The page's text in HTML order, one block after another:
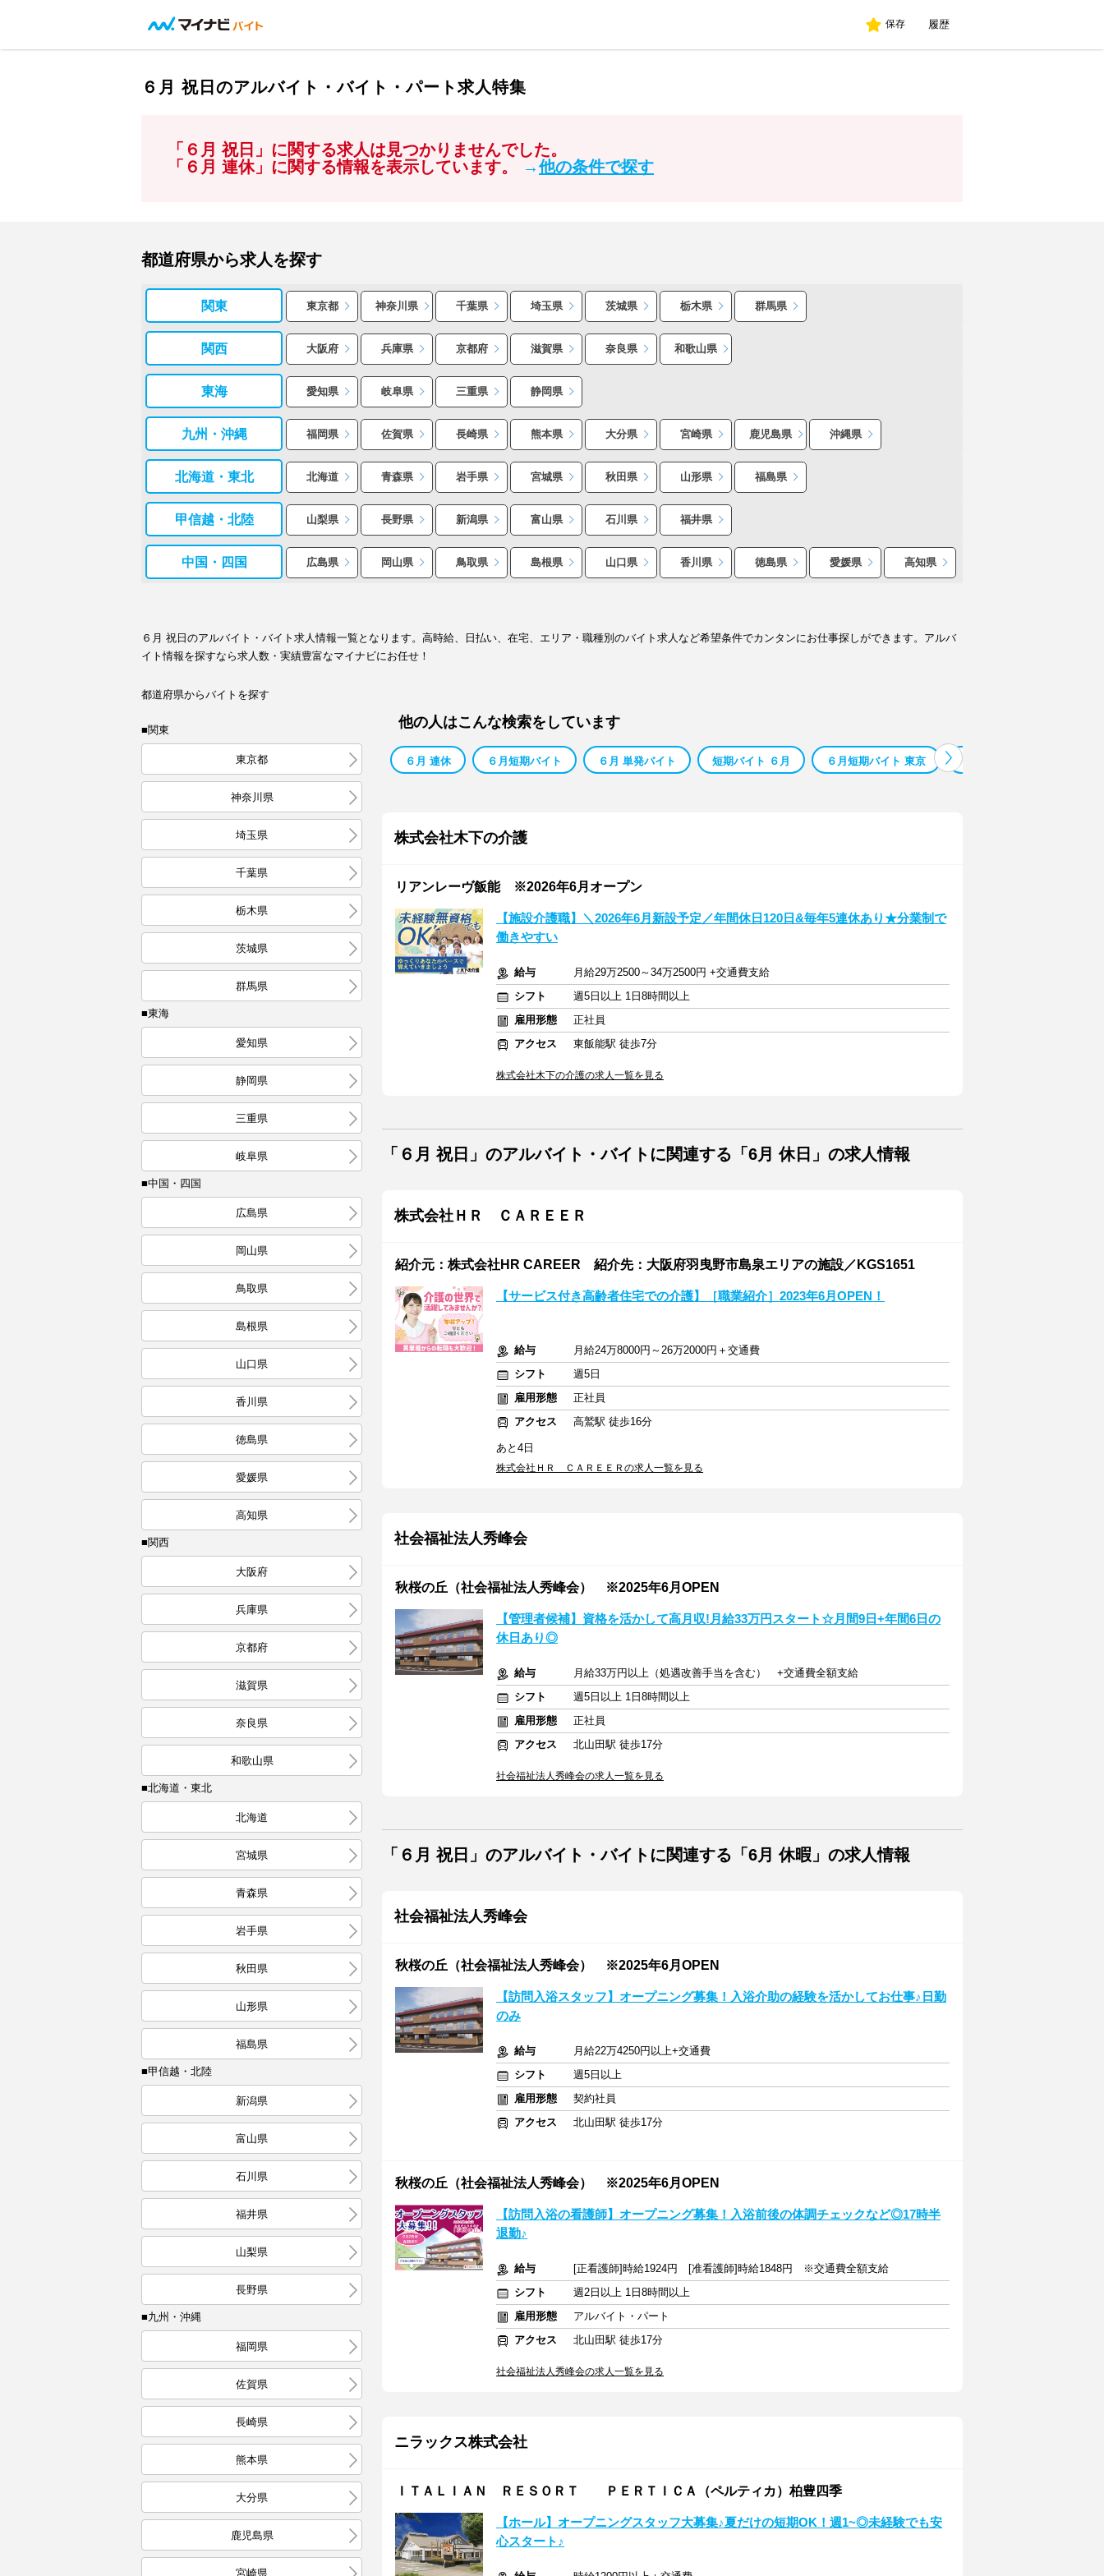
保存 履歴
６月 祝日のアルバイト・バイト・パート求人特集
「６月 祝日」に関する求人は見つかりませんでした。
「６月 連休」に関する情報を表示しています。
→他の条件で探す
都道府県から求人を探す
関東 東京都 神奈川県 千葉県 埼玉県 茨城県 栃木県 群馬県
関西 大阪府 兵庫県 京都府 滋賀県 奈良県 和歌山県
東海 愛知県 岐阜県 三重県 静岡県
九州・沖縄 福岡県 佐賀県 長崎県 熊本県 大分県 宮崎県 鹿児島県 沖縄県
北海道・東北 北海道 青森県 岩手県 宮城県 秋田県 山形県 福島県
甲信越・北陸 山梨県 長野県 新潟県 富山県 石川県 福井県
中国・四国 広島県 岡山県 鳥取県 島根県 山口県 香川県 徳島県 愛媛県 高知県
６月 祝日のアルバイト・バイト求人情報一覧となります。高時給、日払い、在宅、エリア・職種別のバイト求人など希望条件でカンタンにお仕事探しができます。アルバ
イト情報を探すなら求人数・実績豊富なマイナビにお任せ！
都道府県からバイトを探す
■関東
東京都
神奈川県
埼玉県
千葉県
栃木県
茨城県
群馬県
■東海
愛知県
静岡県
三重県
岐阜県
■中国・四国
広島県
岡山県
鳥取県
島根県
山口県
香川県
徳島県
愛媛県
高知県
■関西
大阪府
兵庫県
京都府
滋賀県
奈良県
和歌山県
■北海道・東北
北海道
宮城県
青森県
岩手県
秋田県
山形県
福島県
■甲信越・北陸
新潟県
富山県
石川県
福井県
山梨県
長野県
■九州・沖縄
福岡県
佐賀県
長崎県
熊本県
大分県
鹿児島県
宮崎県
他の人はこんな検索をしています
６月 連休 ６月短期バイト ６月 単発バイト 短期バイト ６月 ６月短期バイト 東京 ６月まで 短期バイト
株式会社木下の介護
リアンレーヴ飯能 ※2026年6月オープン
【施設介護職】＼2026年6月新設予定／年間休日120日&毎年5連休あり★分業制で
働きやすい
給与
月給29万2500～34万2500円 +交通費支給
シフト
週5日以上 1日8時間以上
雇用形態
正社員
アクセス
東飯能駅 徒歩7分
株式会社木下の介護の求人一覧を見る
「６月 祝日」のアルバイト・バイトに関連する「6月 休日」の求人情報
株式会社ＨＲ ＣＡＲＥＥＲ
紹介元：株式会社HR CAREER 紹介先：大阪府羽曳野市島泉エリアの施設／KGS1651
【サービス付き高齢者住宅での介護】［職業紹介］2023年6月OPEN！
給与
月給24万8000円～26万2000円＋交通費
シフト
週5日
雇用形態
正社員
アクセス
高鷲駅 徒歩16分
あと4日
株式会社ＨＲ ＣＡＲＥＥＲの求人一覧を見る
社会福祉法人秀峰会
秋桜の丘（社会福祉法人秀峰会） ※2025年6月OPEN
【管理者候補】資格を活かして高月収!月給33万円スタート☆月間9日+年間6日の
休日あり◎
給与
月給33万円以上（処遇改善手当を含む） +交通費全額支給
シフト
週5日以上 1日8時間以上
雇用形態
正社員
アクセス
北山田駅 徒歩17分
社会福祉法人秀峰会の求人一覧を見る
「６月 祝日」のアルバイト・バイトに関連する「6月 休暇」の求人情報
社会福祉法人秀峰会
秋桜の丘（社会福祉法人秀峰会） ※2025年6月OPEN
【訪問入浴スタッフ】オープニング募集！入浴介助の経験を活かしてお仕事♪日勤
のみ
給与
月給22万4250円以上+交通費
シフト
週5日以上
雇用形態
契約社員
アクセス
北山田駅 徒歩17分
秋桜の丘（社会福祉法人秀峰会） ※2025年6月OPEN
【訪問入浴の看護師】オープニング募集！入浴前後の体調チェックなど◎17時半
退勤♪
給与
[正看護師]時給1924円 [准看護師]時給1848円 ※交通費全額支給
シフト
週2日以上 1日8時間以上
雇用形態
アルバイト・パート
アクセス
北山田駅 徒歩17分
社会福祉法人秀峰会の求人一覧を見る
ニラックス株式会社
ＩＴＡＬＩＡＮ ＲＥＳＯＲＴ ＰＥＲＴＩＣＡ（ペルティカ）柏豊四季
【ホール】オープニングスタッフ大募集♪夏だけの短期OK！週1~◎未経験でも安
心スタート♪